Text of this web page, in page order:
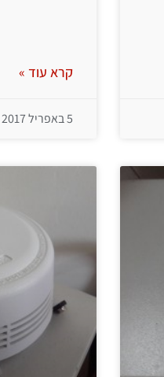
קרא עוד »
5 באפריל 2017